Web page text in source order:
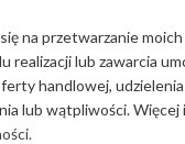
na przetwarzanie
realizacji lub zawarcia
handlowej,
lub wątpliwości. Więcej